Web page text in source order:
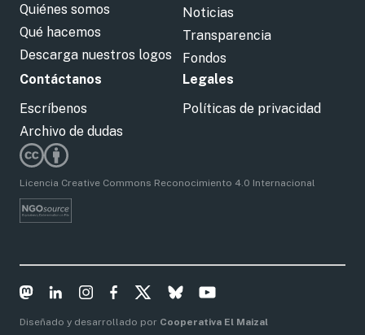
Quiénes somos
Qué hacemos
Descarga nuestros logos
Noticias
Transparencia
Fondos
Contáctanos
Escríbenos
Archivo de dudas
Legales
Políticas de privacidad
Licencia Creative Commons Reconocimiento 4.0 Internacional
Diseñado y desarrollado por Cooperativa El Maizal